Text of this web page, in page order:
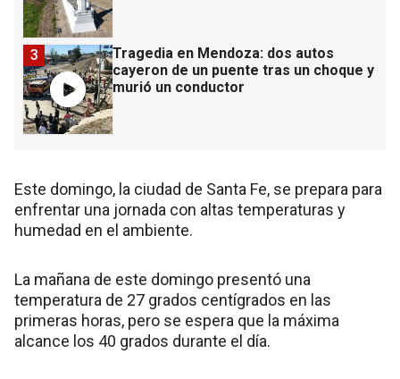
Tragedia en Mendoza: dos autos
cayeron de un puente tras un choque y
murió un conductor
3
Este domingo, la ciudad de Santa Fe, se prepara para
enfrentar una jornada con altas temperaturas y
humedad en el ambiente.
La mañana de este domingo presentó una
temperatura de 27 grados centígrados en las
primeras horas, pero se espera que la máxima
alcance los 40 grados durante el día.